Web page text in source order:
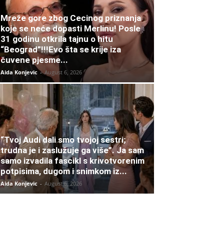
Mreže gore zbog Cecinog priznanja
koje se neće dopasti Merlinu! Posle
31 godinu otkrila tajnu o hitu
“Beograd”!!!Evo šta se krije iza
čuvene pjesme...
Aida Konjevic - August 6, 2026
“Tvoj Audi dali smo tvojoj sestri;
trudna je i zaslužuje ga više”. Ja sam
samo izvadila fascikl s krivotvorenim
potpisima, dugom i snimkom iz...
Aida Konjevic - August 6, 2026